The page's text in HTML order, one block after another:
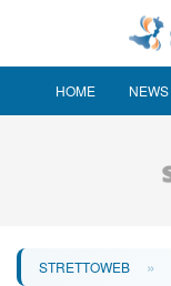
HOME NEWS
STRETTOWEB »